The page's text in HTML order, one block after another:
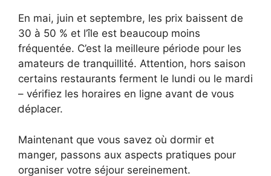
En mai, juin et septembre, les prix baissent de
30 à 50 % et l’île est beaucoup moins
fréquentée. C’est la meilleure période pour les
amateurs de tranquillité. Attention, hors saison
certains restaurants ferment le lundi ou le mardi
– vérifiez les horaires en ligne avant de vous
déplacer.
Maintenant que vous savez où dormir et
manger, passons aux aspects pratiques pour
organiser votre séjour sereinement.